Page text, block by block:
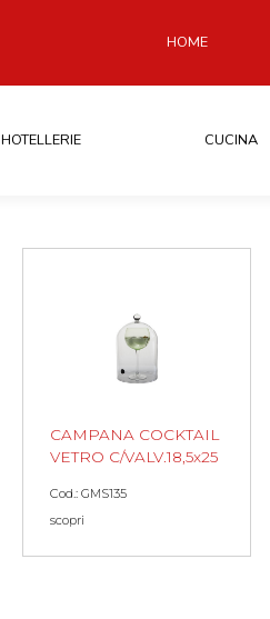
HOME
HOTELLERIE CUCINA
CAMPANA COCKTAIL
VETRO C/VALV.18,5x25
Cod.: GMS135
scopri